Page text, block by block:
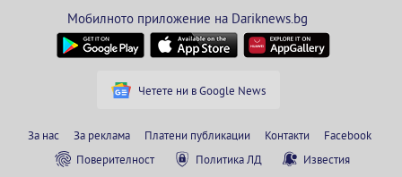
Мобилното приложение на Dariknews.bg
Четете ни в Google News
За нас За реклама Платени публикации Контакти
Facebook
Поверителност
Политика ЛД Известия